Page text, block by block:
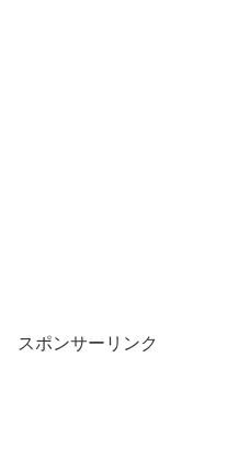
スポンサーリンク